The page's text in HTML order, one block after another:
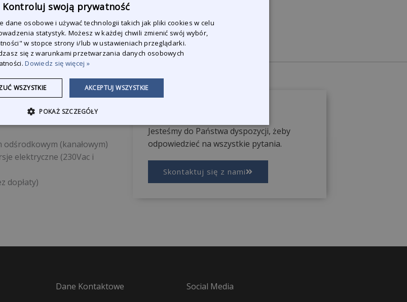
oraz wersje z silnikiem
(kanałowym)
elektryczne (230Vac i
dopłaty)
Jesteśmy do Państwa dyspozycji, żeby
odpowiedzieć na wszystkie pytania.
Skontaktuj się z nami
Dane Kontaktowe Social Media
Kontroluj swoją prywatność
dane osobowe i używać technologii takich jak pliki cookies w celu
statystyk. Możesz w każdej chwili zmienić swój wybór,
w stopce strony i/lub w ustawieniach przeglądarki.
się z warunkami przetwarzania danych osobowych
Dowiedz się więcej »
AKCEPTUJ WSZYSTKIE
WSZYSTKIE
POKAŻ SZCZEGÓŁY